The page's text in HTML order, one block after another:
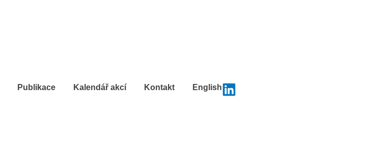
Publikace Kalendář akcí Kontakt English